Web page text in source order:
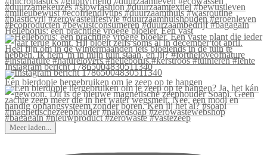
Helleborus: een prachtige vroege bloeier. Een vast
Instagram bericht 17865004830511340
Een bierdopje hergebruiken om je zeep op te hangen
Meer laden...